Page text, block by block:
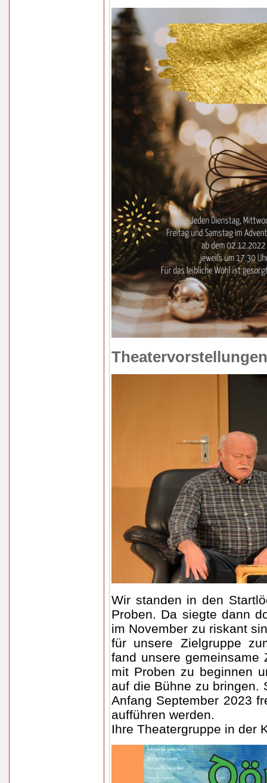
Wir standen in den
Proben. Da siegte dann
im November zu riskant
für unsere Zielgruppe
fand unsere gemeinsame
mit Proben zu beginnen
auf die Bühne zu bringen.
Anfang September 2023
aufführen werden.
Ihre Theatergruppe in der